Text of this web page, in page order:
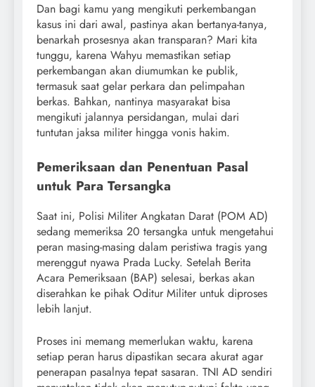
Dan bagi kamu yang mengikuti perkembangan
kasus ini dari awal, pastinya akan bertanya-tanya,
benarkah prosesnya akan transparan? Mari kita
tunggu, karena Wahyu memastikan setiap
perkembangan akan diumumkan ke publik,
termasuk saat gelar perkara dan pelimpahan
berkas. Bahkan, nantinya masyarakat bisa
mengikuti jalannya persidangan, mulai dari
tuntutan jaksa militer hingga vonis hakim.
Pemeriksaan dan Penentuan Pasal
untuk Para Tersangka
Saat ini, Polisi Militer Angkatan Darat (POM AD)
sedang memeriksa 20 tersangka untuk mengetahui
peran masing-masing dalam peristiwa tragis yang
merenggut nyawa Prada Lucky. Setelah Berita
Acara Pemeriksaan (BAP) selesai, berkas akan
diserahkan ke pihak Oditur Militer untuk diproses
lebih lanjut.
Proses ini memang memerlukan waktu, karena
setiap peran harus dipastikan secara akurat agar
penerapan pasalnya tepat sasaran. TNI AD sendiri